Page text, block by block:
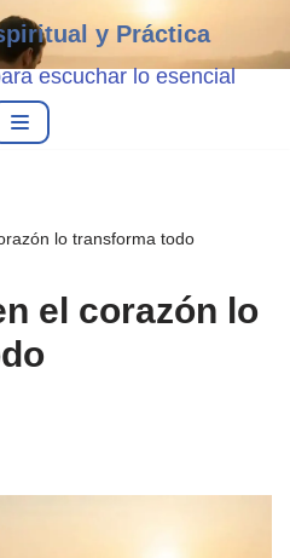
y Práctica
escuchar lo esencial
lo transforma todo
el corazón lo